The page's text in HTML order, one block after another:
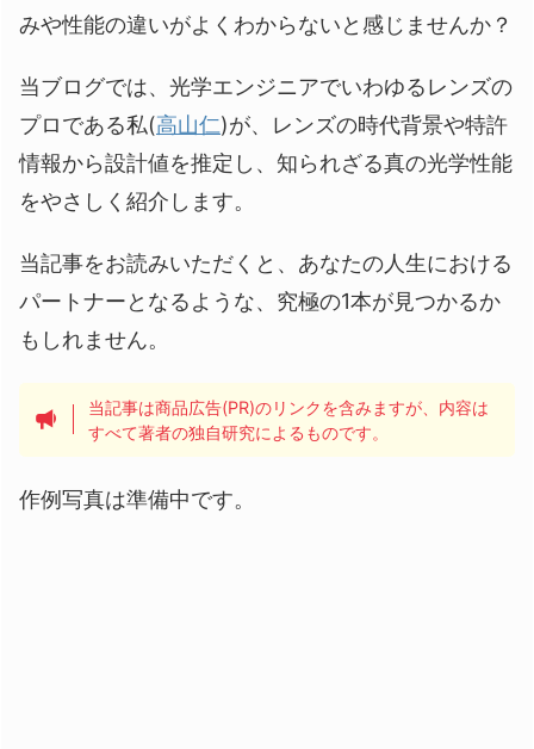
みや性能の違いがよくわからないと感じませんか？
当ブログでは、光学エンジニアでいわゆるレンズの
プロである私(高山仁)が、レンズの時代背景や特許
情報から設計値を推定し、知られざる真の光学性能
をやさしく紹介します。
当記事をお読みいただくと、あなたの人生における
パートナーとなるような、究極の1本が見つかるか
もしれません。
当記事は商品広告(PR)のリンクを含みますが、内容は
すべて著者の独自研究によるものです。
作例写真は準備中です。